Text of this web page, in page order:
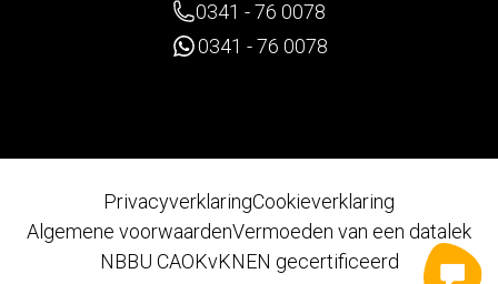
0341 - 76 0078
0341 - 76 0078
PrivacyverklaringCookieverklaring
Algemene voorwaardenVermoeden van een datalek
NBBU CAOKvKNEN gecertificeerd